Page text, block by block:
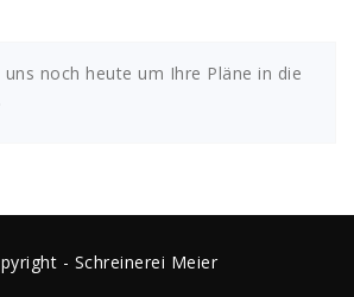
noch heute um Ihre Pläne in die
- Schreinerei Meier